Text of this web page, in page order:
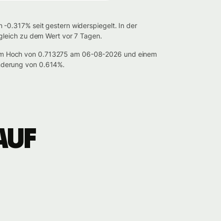
-0.317% seit gestern widerspiegelt. In der
zu dem Wert vor 7 Tagen.
Hoch von 0.713275 am 06-08-2026 und einem
von 0.614%.